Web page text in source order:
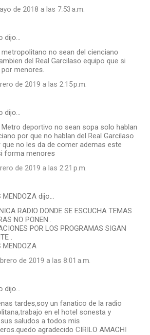
de 2018 a las 7:53 a.m.
dijo…
metropolitano no sean del cienciano
del Real Garcilaso equipo que si
menores.
de 2019 a las 2:15 p.m.
dijo…
Metro deportivo no sean sopa solo hablan
por que no hablan del Real Garcilaso
que no les da de comer ademas este
forma menores
de 2019 a las 2:21 p.m.
MENDOZA dijo…
RADIO DONDE SE ESCUCHA TEMAS
NO PONEN .
POR LOS PROGRAMAS SIGAN
.
MENDOZA
de 2019 a las 8:01 a.m.
dijo…
tardes,soy un fanatico de la radio
en el hotel sonesta y
saludos a todos mis
agradecido CIRILO AMACHI